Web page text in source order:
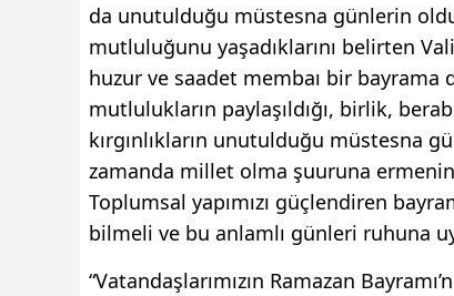
da unutulduğu müstesna günlerin
mutluluğunu yaşadıklarını belirten
huzur ve saadet membaı bir
mutlulukların paylaşıldığı, birlik,
kırgınlıkların unutulduğu müstesna
zamanda millet olma şuuruna
Toplumsal yapımızı güçlendiren
bilmeli ve bu anlamlı günleri ruhuna
“Vatandaşlarımızın Ramazan